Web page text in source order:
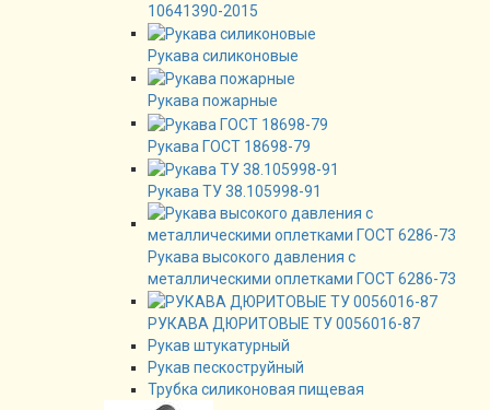
10641390-2015
Рукава силиконовые
Рукава пожарные
Рукава ГОСТ 18698-79
Рукава ТУ 38.105998-91
Рукава высокого давления с
металлическими оплетками ГОСТ 6286-73
РУКАВА ДЮРИТОВЫЕ ТУ 0056016-87
Рукав штукатурный
Рукав пескоструйный
Трубка силиконовая пищевая